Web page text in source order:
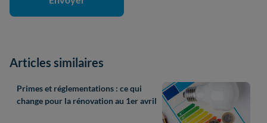
Articles similaires
Primes et réglementations : ce qui
change pour la rénovation au 1er avril